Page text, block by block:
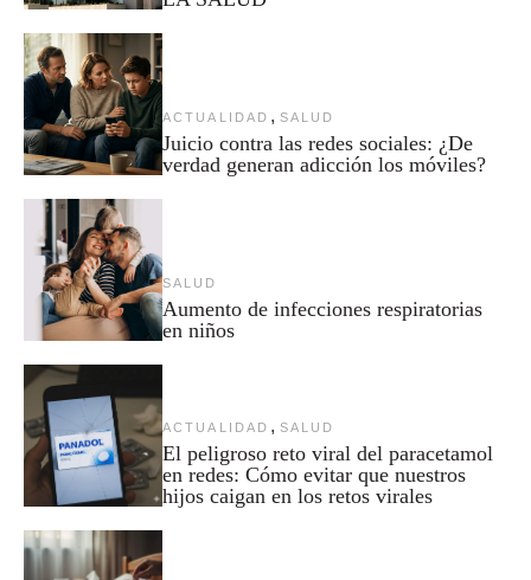
ACTUALIDAD , SALUD
Juicio contra las redes sociales: ¿De
verdad generan adicción los móviles?
SALUD
Aumento de infecciones respiratorias
en niños
ACTUALIDAD , SALUD
El peligroso reto viral del paracetamol
en redes: Cómo evitar que nuestros
hijos caigan en los retos virales